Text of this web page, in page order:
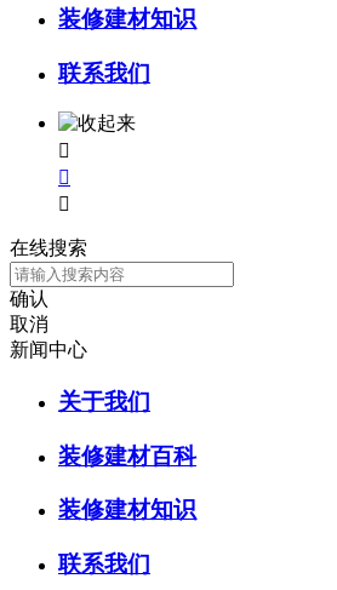
装修建材知识
联系我们



在线搜索
确认
取消
新闻中心
关于我们
装修建材百科
装修建材知识
联系我们